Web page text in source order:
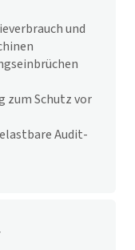
und
zum Schutz vor
Audit-